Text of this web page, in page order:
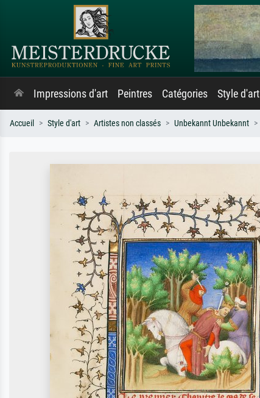
Impressions d'art Peintres Catégories Style d'art
Accueil Style d'art Artistes non classés Unbekannt Unbekannt